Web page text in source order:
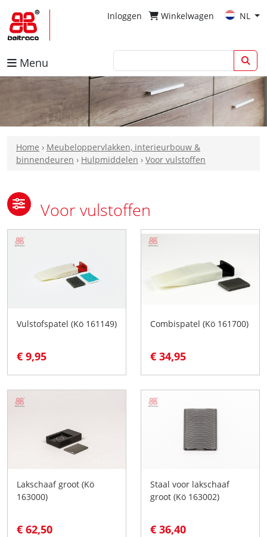
Inloggen Winkelwagen NL
Menu
Home › Meubeloppervlakken, interieurbouw &
binnendeuren › Hulpmiddelen › Voor vulstoffen
Voor vulstoffen
Vulstofspatel (Kö 161149)
€ 9,95
Combispatel (Kö 161700)
€ 34,95
Lakschaaf groot (Kö
163000)
€ 62,50
Staal voor lakschaaf
groot (Kö 163002)
€ 36,40